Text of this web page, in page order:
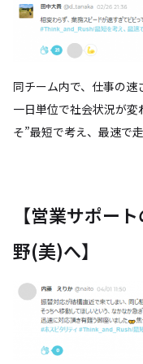
同チーム内で、仕事の速
一日単位で社会状況が
そ”最短で考え、最速で
【営業サポ
野(美)へ】